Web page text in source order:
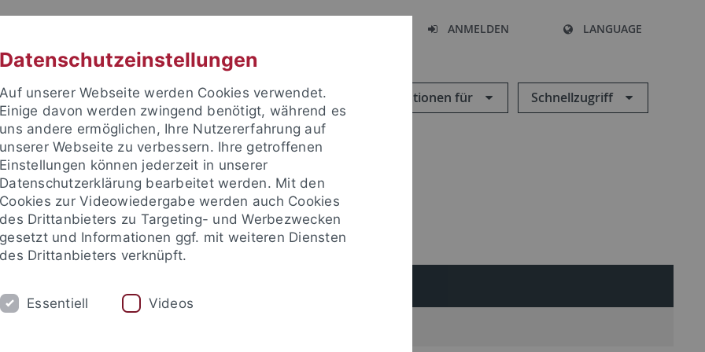
ANMELDEN LANGUAGE
Informationen für Schnellzugriff
Datenschutzeinstellungen
Auf unserer Webseite werden Cookies verwendet.
Einige davon werden zwingend benötigt, während es
uns andere ermöglichen, Ihre Nutzererfahrung auf
unserer Webseite zu verbessern. Ihre getroffenen
Einstellungen können jederzeit in unserer
Datenschutzerklärung bearbeitet werden. Mit den
Cookies zur Videowiedergabe werden auch Cookies
des Drittanbieters zu Targeting- und Werbezwecken
gesetzt und Informationen ggf. mit weiteren Diensten
des Drittanbieters verknüpft.
Essentiell Videos